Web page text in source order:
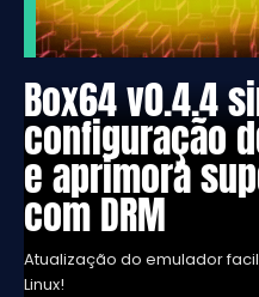
Box64 v0.4.4
configuração
e aprimora
com DRM
Atualização do emulador
Linux!